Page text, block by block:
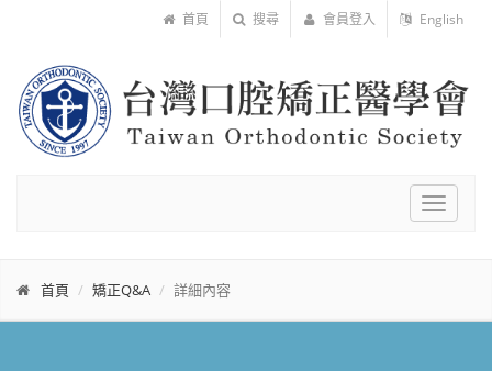
首頁 搜尋 會員登入 English
Toggle
首頁 矯正Q&A 詳細內容